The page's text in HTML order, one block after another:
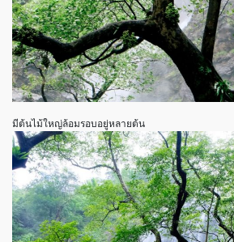
มีต้นไม้ใหญ่ล้อมรอบอยู่หลายต้น